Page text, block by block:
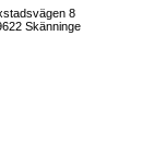
8
Skänninge